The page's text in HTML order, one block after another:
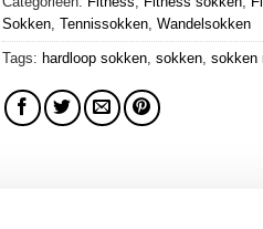
Sokken, Tennissokken, Wandelsokken
Tags: hardloop sokken, sokken, sokken